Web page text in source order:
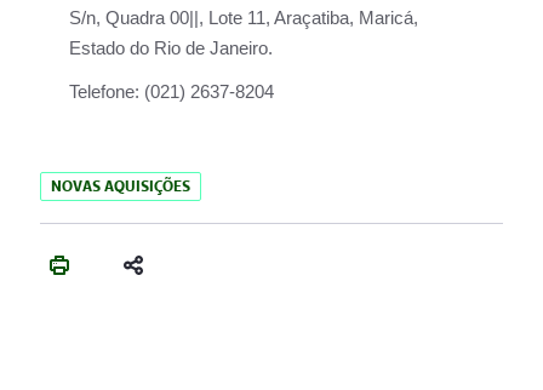
S/n, Quadra 00||, Lote 11, Araçatiba, Maricá,
Estado do Rio de Janeiro.
Telefone: (021) 2637-8204
NOVAS AQUISIÇÕES